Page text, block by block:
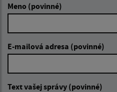
Meno (povinné)
E-mailová adresa (povinné)
Text vašej správy (povinné)